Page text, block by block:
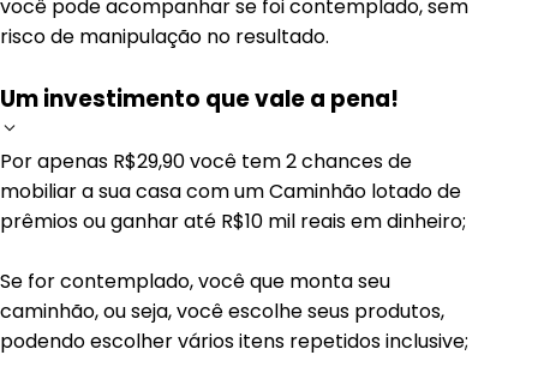
você pode acompanhar se foi contemplado, sem
risco de manipulação no resultado.
Um investimento que vale a pena!
Por apenas R$29,90 você tem 2 chances de
mobiliar a sua casa com um Caminhão lotado de
prêmios ou ganhar até R$10 mil reais em dinheiro;
Se for contemplado, você que monta seu
caminhão, ou seja, você escolhe seus produtos,
podendo escolher vários itens repetidos inclusive;